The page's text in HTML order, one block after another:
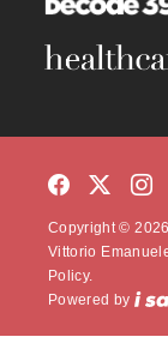
Copyright ©
Vittorio
Policy.
Powered by